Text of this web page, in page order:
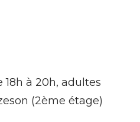
à 20h, adultes
(2ème étage)